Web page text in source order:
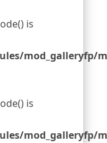
is
mod_galleryfp/
is
mod_galleryfp/